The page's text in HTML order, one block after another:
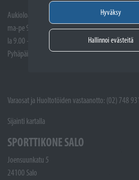
Hyväksy
Hallinnoi evästeitä
Aukioloajat
ma-pe 9.00 - 17.00
la 9.00 - 14.00
Pyhäpäivät suljettuna
Varaosat ja Huoltotöiden vastaanotto: (02) 748
Sijainti kartalla
SPORTTIKONE SALO
Joensuunkatu 5
24100 Salo